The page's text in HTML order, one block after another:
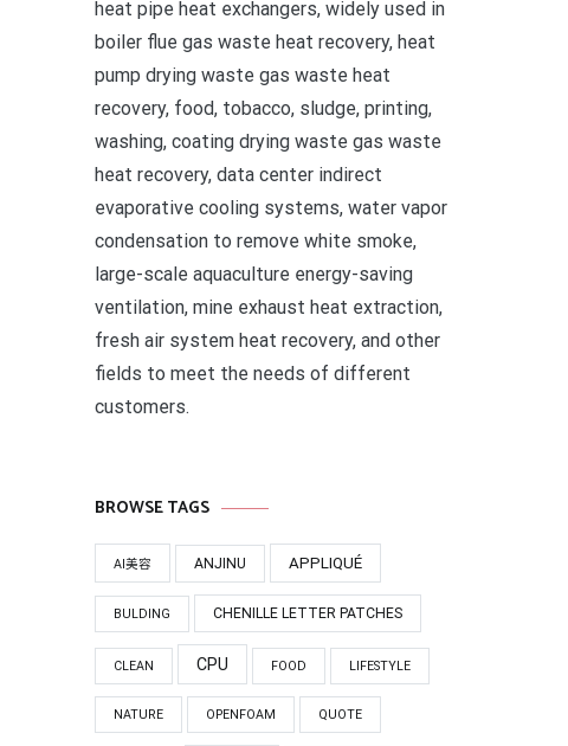
heat pipe heat exchangers, widely used in
boiler flue gas waste heat recovery, heat
pump drying waste gas waste heat
recovery, food, tobacco, sludge, printing,
washing, coating drying waste gas waste
heat recovery, data center indirect
evaporative cooling systems, water vapor
condensation to remove white smoke,
large-scale aquaculture energy-saving
ventilation, mine exhaust heat extraction,
fresh air system heat recovery, and other
fields to meet the needs of different
customers.
BROWSE TAGS
AI美容 ANJINU APPLIQUÉ
BULDING CHENILLE LETTER PATCHES
CLEAN CPU FOOD LIFESTYLE
NATURE OPENFOAM QUOTE